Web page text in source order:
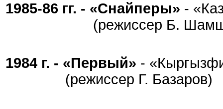
1985-86 гг. - «Снайперы» -
(режиссер Б.
1984 г. - «Первый» -
(режиссер Г. Базаров)